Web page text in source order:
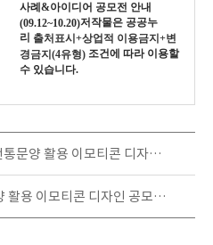
사례&아이디어 공모전 안내
(09.12~10.20)저작물은 공공누
리 출처표시+상업적 이용금지+변
경금지(4유형) 조건에 따라 이용할
수 있습니다.
[공지]2023년 전통문양 활용 이모티콘 디자인 공모전 1차 서류 평가 결과 및 2차 발표 평가 안내
2023년 전통문양 활용 이모티콘 디자인 공모전 안내(2023.08.01~2023.09.01.)